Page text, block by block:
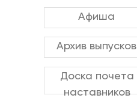
Архив выпусков
Афиша
Доска почета
наставников